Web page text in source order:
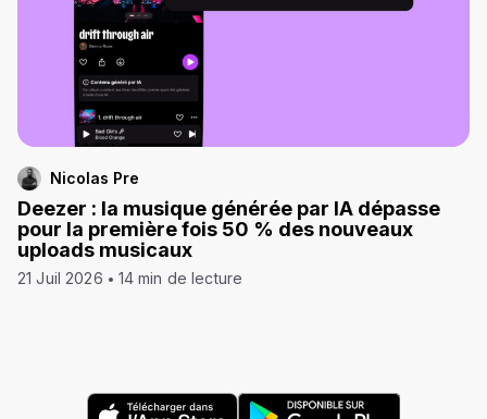
Nicolas Pre
Deezer : la musique générée par IA dépasse
pour la première fois 50 % des nouveaux
uploads musicaux
21 Juil 2026 14 min de lecture